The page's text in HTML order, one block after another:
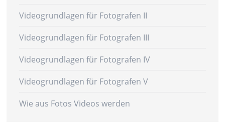
Videogrundlagen für Fotografen II
Videogrundlagen für Fotografen III
Videogrundlagen für Fotografen IV
Videogrundlagen für Fotografen V
Wie aus Fotos Videos werden